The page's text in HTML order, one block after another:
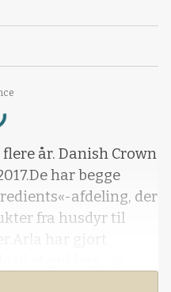
år. Danish Crown
har begge
afdeling, der
fra husdyr til
har gjort